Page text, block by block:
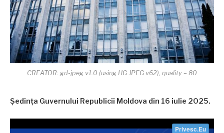
CREATOR: gd-jpeg v1.0 (using IJG JPEG v62), quality = 80
Ședința Guvernului Republicii Moldova din 16 iulie 2025.